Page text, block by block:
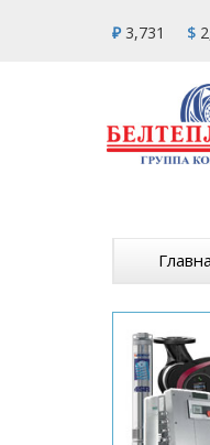
₽ 3,731 $